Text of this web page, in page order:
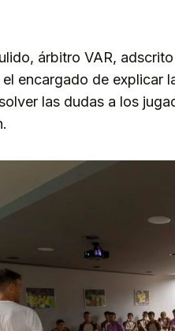
árbitro VAR,
el encargado de explicar
las dudas a los